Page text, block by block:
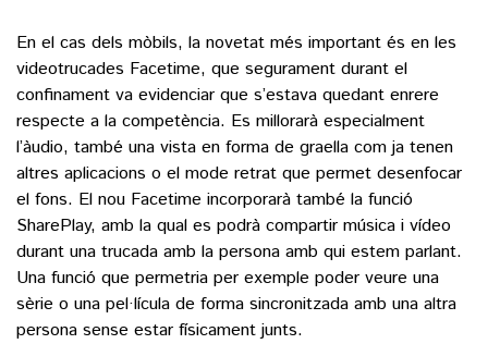
BLOGOSFERA
En el cas dels mòbils, la novetat més important és en les
videotrucades Facetime, que segurament durant el
confinament va evidenciar que s’estava quedant enrere
respecte a la competència. Es millorarà especialment
l’àudio, també una vista en forma de graella com ja tenen
altres aplicacions o el mode retrat que permet desenfocar
el fons. El nou Facetime incorporarà també la funció
SharePlay, amb la qual es podrà compartir música i vídeo
durant una trucada amb la persona amb qui estem parlant.
Una funció que permetria per exemple poder veure una
sèrie o una pel·lícula de forma sincronitzada amb una altra
persona sense estar físicament junts.